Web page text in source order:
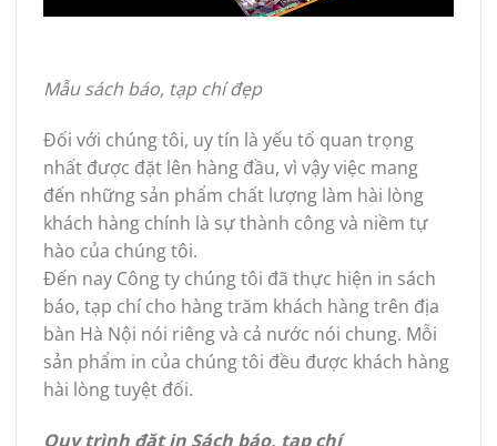
Mẫu sách báo, tạp chí đẹp
Đối với chúng tôi, uy tín là yếu tố quan trọng
nhất được đặt lên hàng đầu, vì vậy việc mang
đến những sản phẩm chất lượng làm hài lòng
khách hàng chính là sự thành công và niềm tự
hào của chúng tôi.
Đến nay Công ty chúng tôi đã thực hiện in sách
báo, tạp chí cho hàng trăm khách hàng trên địa
bàn Hà Nội nói riêng và cả nước nói chung. Mỗi
sản phẩm in của chúng tôi đều được khách hàng
hài lòng tuyệt đối.
Quy trình đặt in Sách báo, tạp chí